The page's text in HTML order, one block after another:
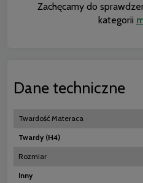
Zachęcamy do
kategorii
Dane techniczne
Twardość Materaca
Twardy (H4)
Rozmiar
Inny